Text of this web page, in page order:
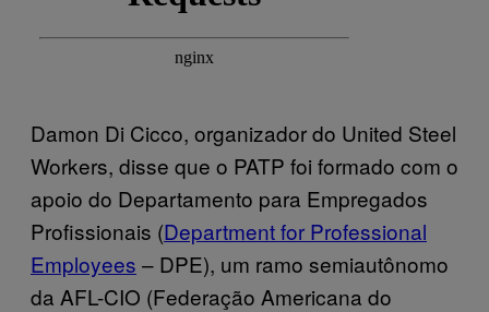
Damon Di Cicco, organizador do United Steel
Workers, disse que o PATP foi formado com o
apoio do Departamento para Empregados
Profissionais (Department for Professional
Employees – DPE), um ramo semiautônomo
da AFL-CIO (Federação Americana do